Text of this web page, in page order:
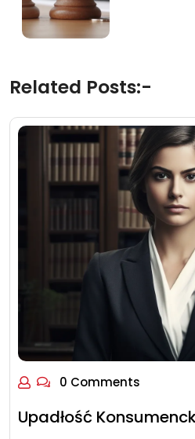
Related Posts:-
0 Comments
Upadłość